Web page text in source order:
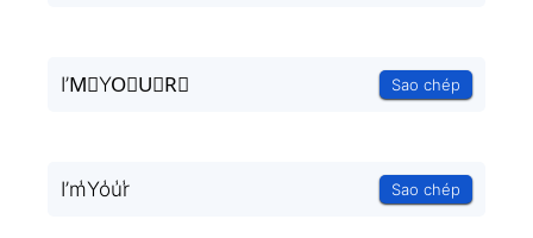
I’M⃣YO⃣U⃣R⃣ Sao chép
I’m̾Yo̾u̾r̾ Sao chép